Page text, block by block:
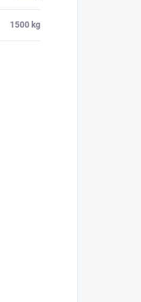
1500 kg